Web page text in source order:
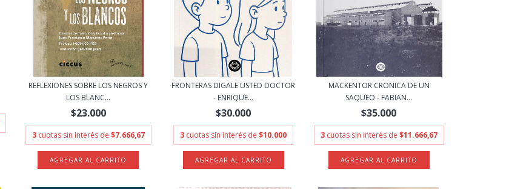
REFLEXIONES SOBRE LOS NEGROS Y
LOS BLANC...
$23.000
3 cuotas sin interés de $7.666,67
FRONTERAS DIGALE USTED DOCTOR
- ENRIQUE...
$30.000
3 cuotas sin interés de$10.000
MACKENTOR CRONICA DE UN
SAQUEO - FABIAN...
$35.000
3 cuotas sin interés de $11.666,67